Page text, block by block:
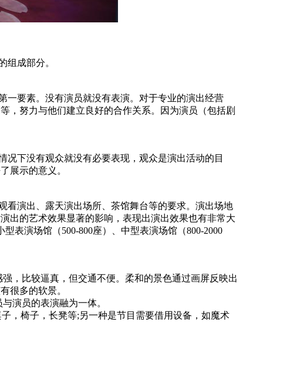
成部分。
要素。没有演员就没有表演。对于专业的演出经营
，努力与他们建立良好的合作关系。因为演员（包括剧
下没有观众就没有必要表现，观众是演出活动的目
展示的意义。
演出、露天演出场所、茶馆舞台等的要求。演出场地
出的艺术效果显著的影响，表现出演出效果也有非常大
表演场馆（500-800座）、中型表演场馆（800-2000
，比较逼真，但交通不便。柔和的景色通过画屏反映出
很多的软景。
演员的表演融为一体。
，椅子，长凳等;另一种是节目需要借用设备，如魔术